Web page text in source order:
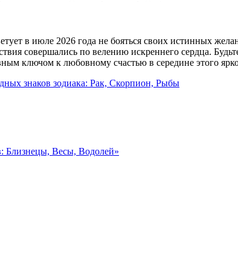
в июле 2026 года не бояться своих истинных
совершались по велению искреннего сердца.
ключом к любовному счастью в середине этого
знаков зодиака: Рак, Скорпион, Рыбы
Близнецы, Весы, Водолей»